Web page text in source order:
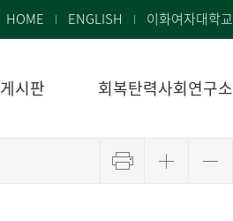
HOME ENGLISH 이화여자대학교
게시판 회복탄력사회연구소